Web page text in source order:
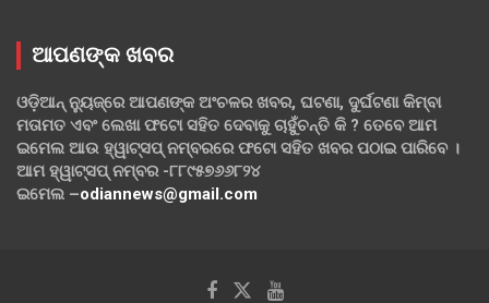
ଆପଣଙ୍କ ଖବର
ଓଡ଼ିଆନ୍ ନ୍ୟୁଜ୍‌ରେ ଆପଣଙ୍କ ଅଂଚଳର ଖବର, ଘଟଣା, ଦୁର୍ଘଟଣା କିମ୍ବା
ମତାମତ ଏବଂ ଲେଖା ଫଟୋ ସହିତ ଦେବାକୁ ଚାହୁଁଚନ୍ତି କି ? ତେବେ ଆମ
ଇମେଲ ଆଉ ହ୍ୱାଟ୍‌ସପ୍ ନମ୍ବରରେ ଫଟୋ ସହିତ ଖବର ପଠାଇ ପାରିବେ ।
ଆମ ହ୍ୱାଟ୍‌ସପ୍ ନମ୍ବର -୮୮୯୫୭୬୬୮୨୪
ଇମେଲ –odiannews@gmail.com